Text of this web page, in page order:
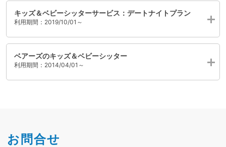
キッズ＆ベビーシッターサービス：デートナイトプラン
利用期間：2019/10/01～
ベアーズのキッズ＆ベビーシッター
利用期間：2014/04/01～
お問合せ